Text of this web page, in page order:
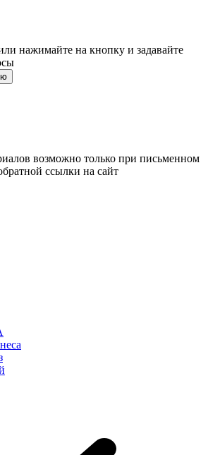
нажимайте на кнопку и задавайте
возможно только при письменном
ссылки на сайт